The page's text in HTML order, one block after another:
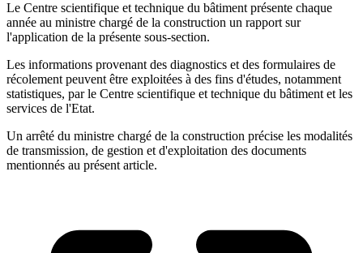
Le Centre scientifique et technique du bâtiment présente chaque
année au ministre chargé de la construction un rapport sur
l'application de la présente sous-section.
Les informations provenant des diagnostics et des formulaires de
récolement peuvent être exploitées à des fins d'études, notamment
statistiques, par le Centre scientifique et technique du bâtiment et les
services de l'Etat.
Un arrêté du ministre chargé de la construction précise les modalités
de transmission, de gestion et d'exploitation des documents
mentionnés au présent article.